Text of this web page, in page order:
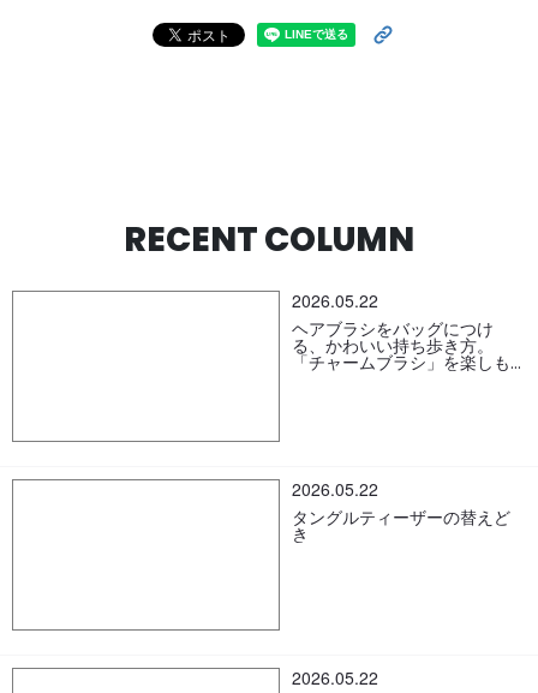
RECENT COLUMN
2026.05.22
ヘアブラシをバッグにつけ
る、かわいい持ち歩き方。
「チャームブラシ」を楽しも
2026.05.22
タングルティーザーの替えど
き
2026.05.22